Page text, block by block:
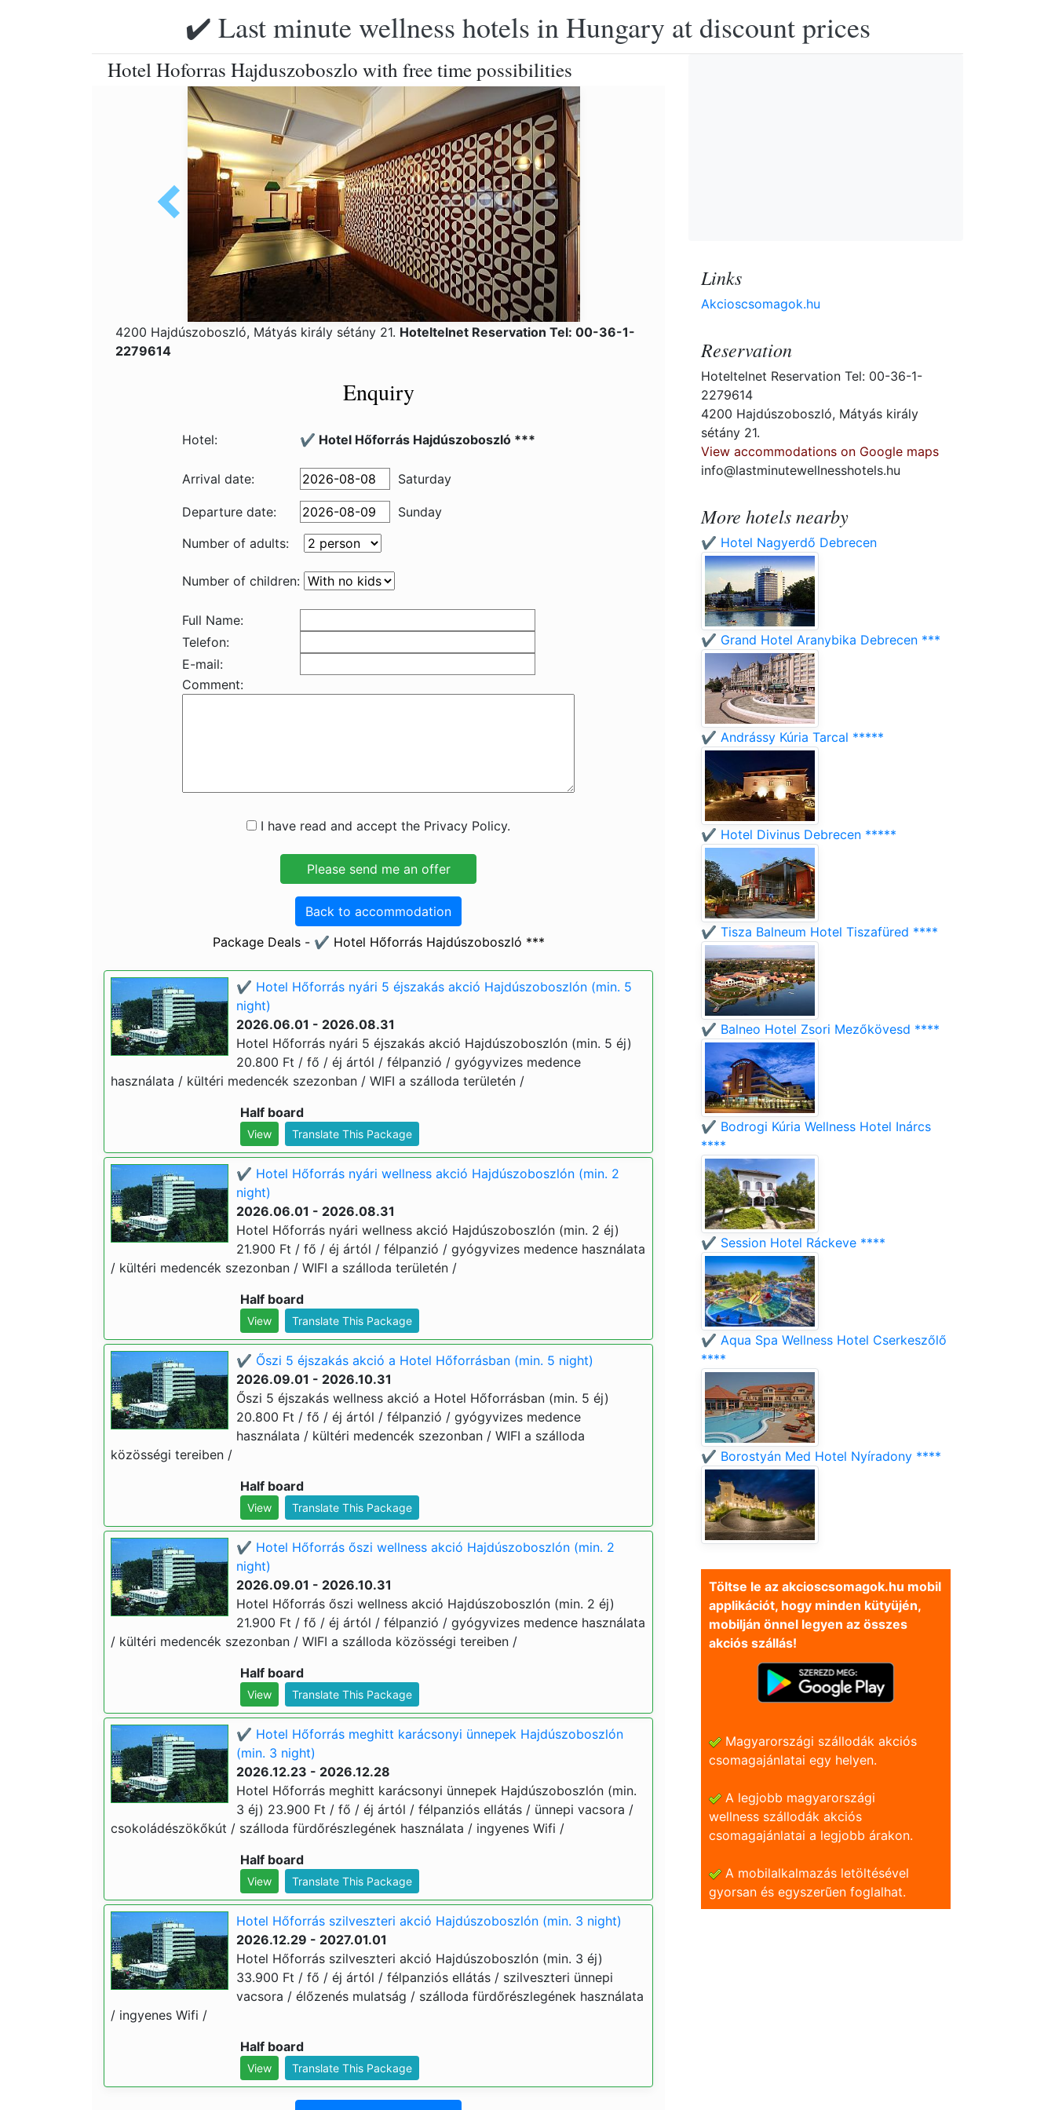
✔️ Last minute wellness hotels in Hungary at discount prices
Hotel Hoforras Hajduszoboszlo with free time possibilities
4200 Hajdúszoboszló, Mátyás király sétány 21. Hoteltelnet Reservation Tel: 00-36-1-
2279614
Enquiry
Hotel: ✔️ Hotel Hőforrás Hajdúszoboszló ***
Arrival date: Saturday
Departure date:
Sunday
Number of adults:
Number of children:
Full Name:
Telefon:
E-mail:
Comment:
I have read and accept the Privacy Policy.
Back to accommodation
Package Deals - ✔️ Hotel Hőforrás Hajdúszoboszló ***
✔️ Hotel Hőforrás nyári 5 éjszakás akció Hajdúszoboszlón (min. 5
night)
2026.06.01 - 2026.08.31
Hotel Hőforrás nyári 5 éjszakás akció Hajdúszoboszlón (min. 5 éj)
20.800 Ft / fő / éj ártól / félpanzió / gyógyvizes medence
használata / kültéri medencék szezonban / WIFI a szálloda területén /
Half board
View Translate This Package
✔️ Hotel Hőforrás nyári wellness akció Hajdúszoboszlón (min. 2
night)
2026.06.01 - 2026.08.31
Hotel Hőforrás nyári wellness akció Hajdúszoboszlón (min. 2 éj)
21.900 Ft / fő / éj ártól / félpanzió / gyógyvizes medence használata
/ kültéri medencék szezonban / WIFI a szálloda területén /
Half board
View Translate This Package
✔️ Őszi 5 éjszakás akció a Hotel Hőforrásban (min. 5 night)
2026.09.01 - 2026.10.31
Őszi 5 éjszakás wellness akció a Hotel Hőforrásban (min. 5 éj)
20.800 Ft / fő / éj ártól / félpanzió / gyógyvizes medence
használata / kültéri medencék szezonban / WIFI a szálloda
közösségi tereiben /
Half board
View Translate This Package
✔️ Hotel Hőforrás őszi wellness akció Hajdúszoboszlón (min. 2
night)
2026.09.01 - 2026.10.31
Hotel Hőforrás őszi wellness akció Hajdúszoboszlón (min. 2 éj)
21.900 Ft / fő / éj ártól / félpanzió / gyógyvizes medence használata
/ kültéri medencék szezonban / WIFI a szálloda közösségi tereiben /
Half board
View Translate This Package
✔️ Hotel Hőforrás meghitt karácsonyi ünnepek Hajdúszoboszlón
(min. 3 night)
2026.12.23 - 2026.12.28
Hotel Hőforrás meghitt karácsonyi ünnepek Hajdúszoboszlón (min.
3 éj) 23.900 Ft / fő / éj ártól / félpanziós ellátás / ünnepi vacsora /
csokoládészökőkút / szálloda fürdőrészlegének használata / ingyenes Wifi /
Half board
View Translate This Package
Hotel Hőforrás szilveszteri akció Hajdúszoboszlón (min. 3 night)
2026.12.29 - 2027.01.01
Hotel Hőforrás szilveszteri akció Hajdúszoboszlón (min. 3 éj)
33.900 Ft / fő / éj ártól / félpanziós ellátás / szilveszteri ünnepi
vacsora / élőzenés mulatság / szálloda fürdőrészlegének használata
/ ingyenes Wifi /
Half board
View Translate This Package
Links
Akcioscsomagok.hu
Reservation
Hoteltelnet Reservation Tel: 00-36-1-
2279614
4200 Hajdúszoboszló, Mátyás király
sétány 21.
View accommodations on Google maps
info@lastminutewellnesshotels.hu
More hotels nearby
✔️ Hotel Nagyerdő Debrecen
✔️ Grand Hotel Aranybika Debrecen ***
✔️ Andrássy Kúria Tarcal *****
✔️ Hotel Divinus Debrecen *****
✔️ Tisza Balneum Hotel Tiszafüred ****
✔️ Balneo Hotel Zsori Mezőkövesd ****
✔️ Bodrogi Kúria Wellness Hotel Inárcs
****
✔️ Session Hotel Ráckeve ****
✔️ Aqua Spa Wellness Hotel Cserkeszőlő
****
✔️ Borostyán Med Hotel Nyíradony ****
Töltse le az akcioscsomagok.hu mobil
applikációt, hogy minden kütyüjén,
mobilján önnel legyen az összes
akciós szállás!
Magyarországi szállodák akciós
csomagajánlatai egy helyen.
A legjobb magyarországi
wellness szállodák akciós
csomagajánlatai a legjobb árakon.
A mobilalkalmazás letöltésével
gyorsan és egyszerũen foglalhat.